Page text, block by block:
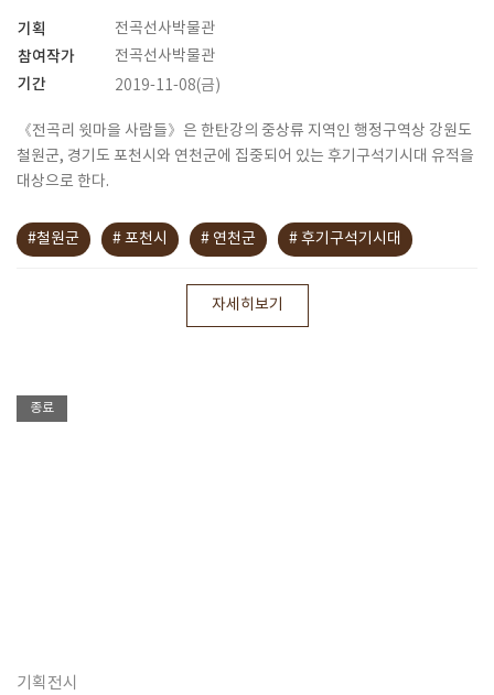
기획 전곡선사박물관
참여작가 전곡선사박물관
기간 2019-11-08(금)
《전곡리 윗마을 사람들》은 한탄강의 중상류 지역인 행정구역상 강원도
철원군, 경기도 포천시와 연천군에 집중되어 있는 후기구석기시대 유적을
대상으로 한다.
#철원군 # 포천시 # 연천군 # 후기구석기시대
자세히보기
종료
기획전시